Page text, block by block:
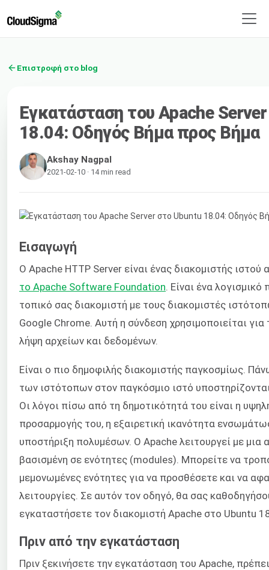
Επιστροφή στο blog
Εγκατάσταση του Apache
18.04: Οδηγός Βήμα προς Βήμα
Akshay Nagpal
2021-02-10 · 14 min read
Εισαγωγή
Ο Apache HTTP Server είναι ένας διακομιστής
το Apache Software Foundation . Είναι ένα
τοπικό σας διακομιστή με τους διακομιστές
Google Chrome. Αυτή η σύνδεση χρησιμοποιείται
λήψη αρχείων και δεδομένων.
Είναι ο πιο δημοφιλής διακομιστής παγκοσμίως.
των ιστότοπων στον παγκόσμιο ιστό
Οι λόγοι πίσω από τη δημοτικότητά του είναι η
προσαρμογής του, η εξαιρετική ικανότητα
υποστήριξη πολυμέσων. Ο Apache λειτουργεί με μια
βασισμένη σε ενότητες (modules). Μπορείτε να
μεμονωμένες ενότητες για να προσθέσετε και να
λειτουργίες. Σε αυτόν τον οδηγό, θα σας
εγκαταστήσετε τον διακομιστή Apache στο Ubuntu
Πριν από την εγκατάσταση
Πριν ξεκινήσετε την εγκατάσταση του Apache,